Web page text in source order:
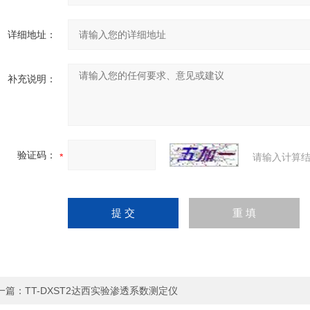
详细地址：
补充说明：
验证码： 请输入计算
篇： TT-DXST2达西实验渗透系数测定仪